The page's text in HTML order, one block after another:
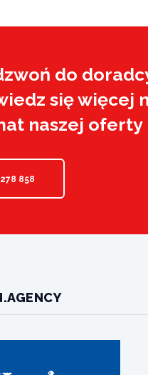
do
się więcej
naszej oferty
858